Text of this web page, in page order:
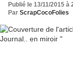
Publié le 13/11/2015 à
Par ScrapCocoFolies